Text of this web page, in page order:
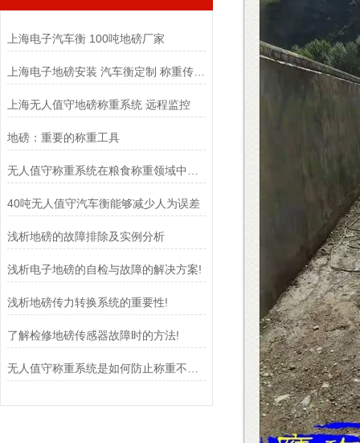
上海电子汽车衡 100吨地磅厂家
上海电子地磅安装 汽车衡定制 称重传感器
上海无人值守地磅称重系统 远程监控
地磅：重要的称重工具
40吨无人值守汽车衡能够减少人为误差
浅析地磅的故障排除及实例分析
浅析电子地磅的自检与故障的解决方案!
浅析地磅传力转换系统的重要性!
了解检修地磅传感器故障时的方法!